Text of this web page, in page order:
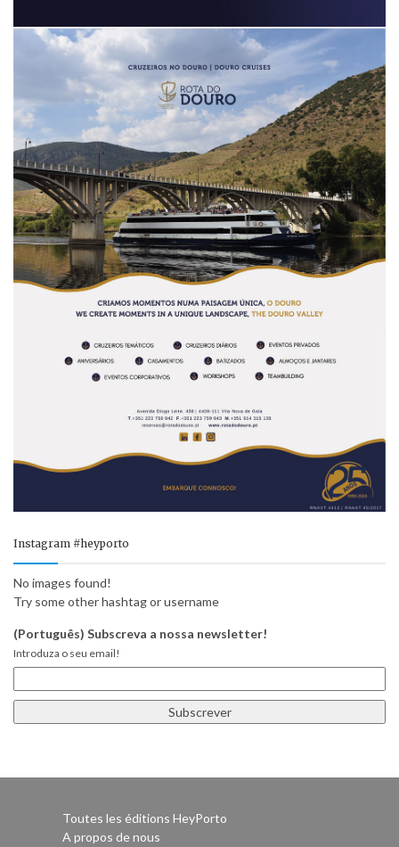
Instagram #heyporto
No images found!
Try some other hashtag or username
(Português) Subscreva a nossa newsletter!
Introduza o seu email!
Toutes les éditions HeyPorto
A propos de nous